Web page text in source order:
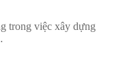
trong việc xây dựng